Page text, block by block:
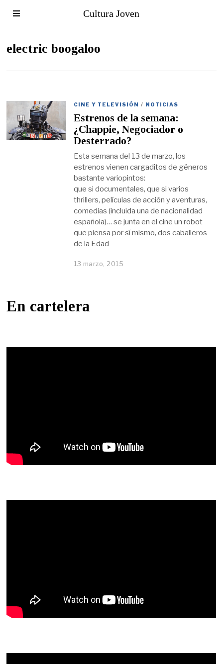
Cultura Joven
electric boogaloo
CINE Y TELEVISIÓN / NOTICIAS
Estrenos de la semana:
¿Chappie, Negociador o
Desterrado?
Esta semana del 13 de marzo, los
estrenos vienen cargaditos de géneros
bastante variopintos:
que si documentales, que si varios
thrillers, películas de acción y aventuras,
comedias (incluida una de nacionalidad
española)… se junta en el cine un robot
que piensa por sí mismo, dos caballeros
de la Edad
13 marzo, 2015
En cartelera